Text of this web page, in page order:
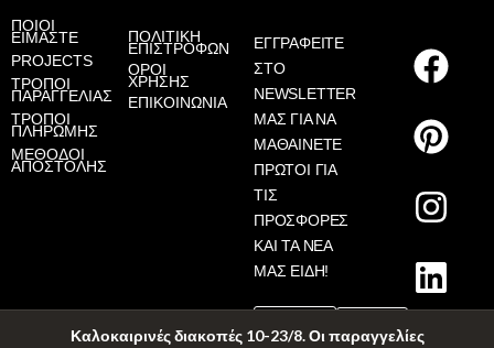
Καλοκαιρινές διακοπές 10-23/8. Οι παραγγελίες
ΠΟΙΟΙ
ΕΙΜΑΣΤΕ
PROJECTS
ΤΡΟΠΟΙ
ΠΑΡΑΓΓΕΛΙΑΣ
ΤΡΟΠΟΙ
ΠΛΗΡΩΜΗΣ
ΜΕΘΟΔΟΙ
ΑΠΟΣΤΟΛΗΣ
ΠΟΛΙΤΙΚΗ
ΕΠΙΣΤΡΟΦΩΝ
ΟΡΟΙ
ΧΡΗΣΗΣ
ΕΠΙΚΟΙΝΩΝΙΑ
ΕΓΓΡΑΦΕΙΤΕ
ΣΤΟ
NEWSLETTER
ΜΑΣ ΓΙΑ ΝΑ
ΜΑΘΑΙΝΕΤΕ
ΠΡΩΤΟΙ ΓΙΑ
ΤΙΣ
ΠΡΟΣΦΟΡΕΣ
ΚΑΙ ΤΑ ΝΕΑ
ΜΑΣ ΕΙΔΗ!